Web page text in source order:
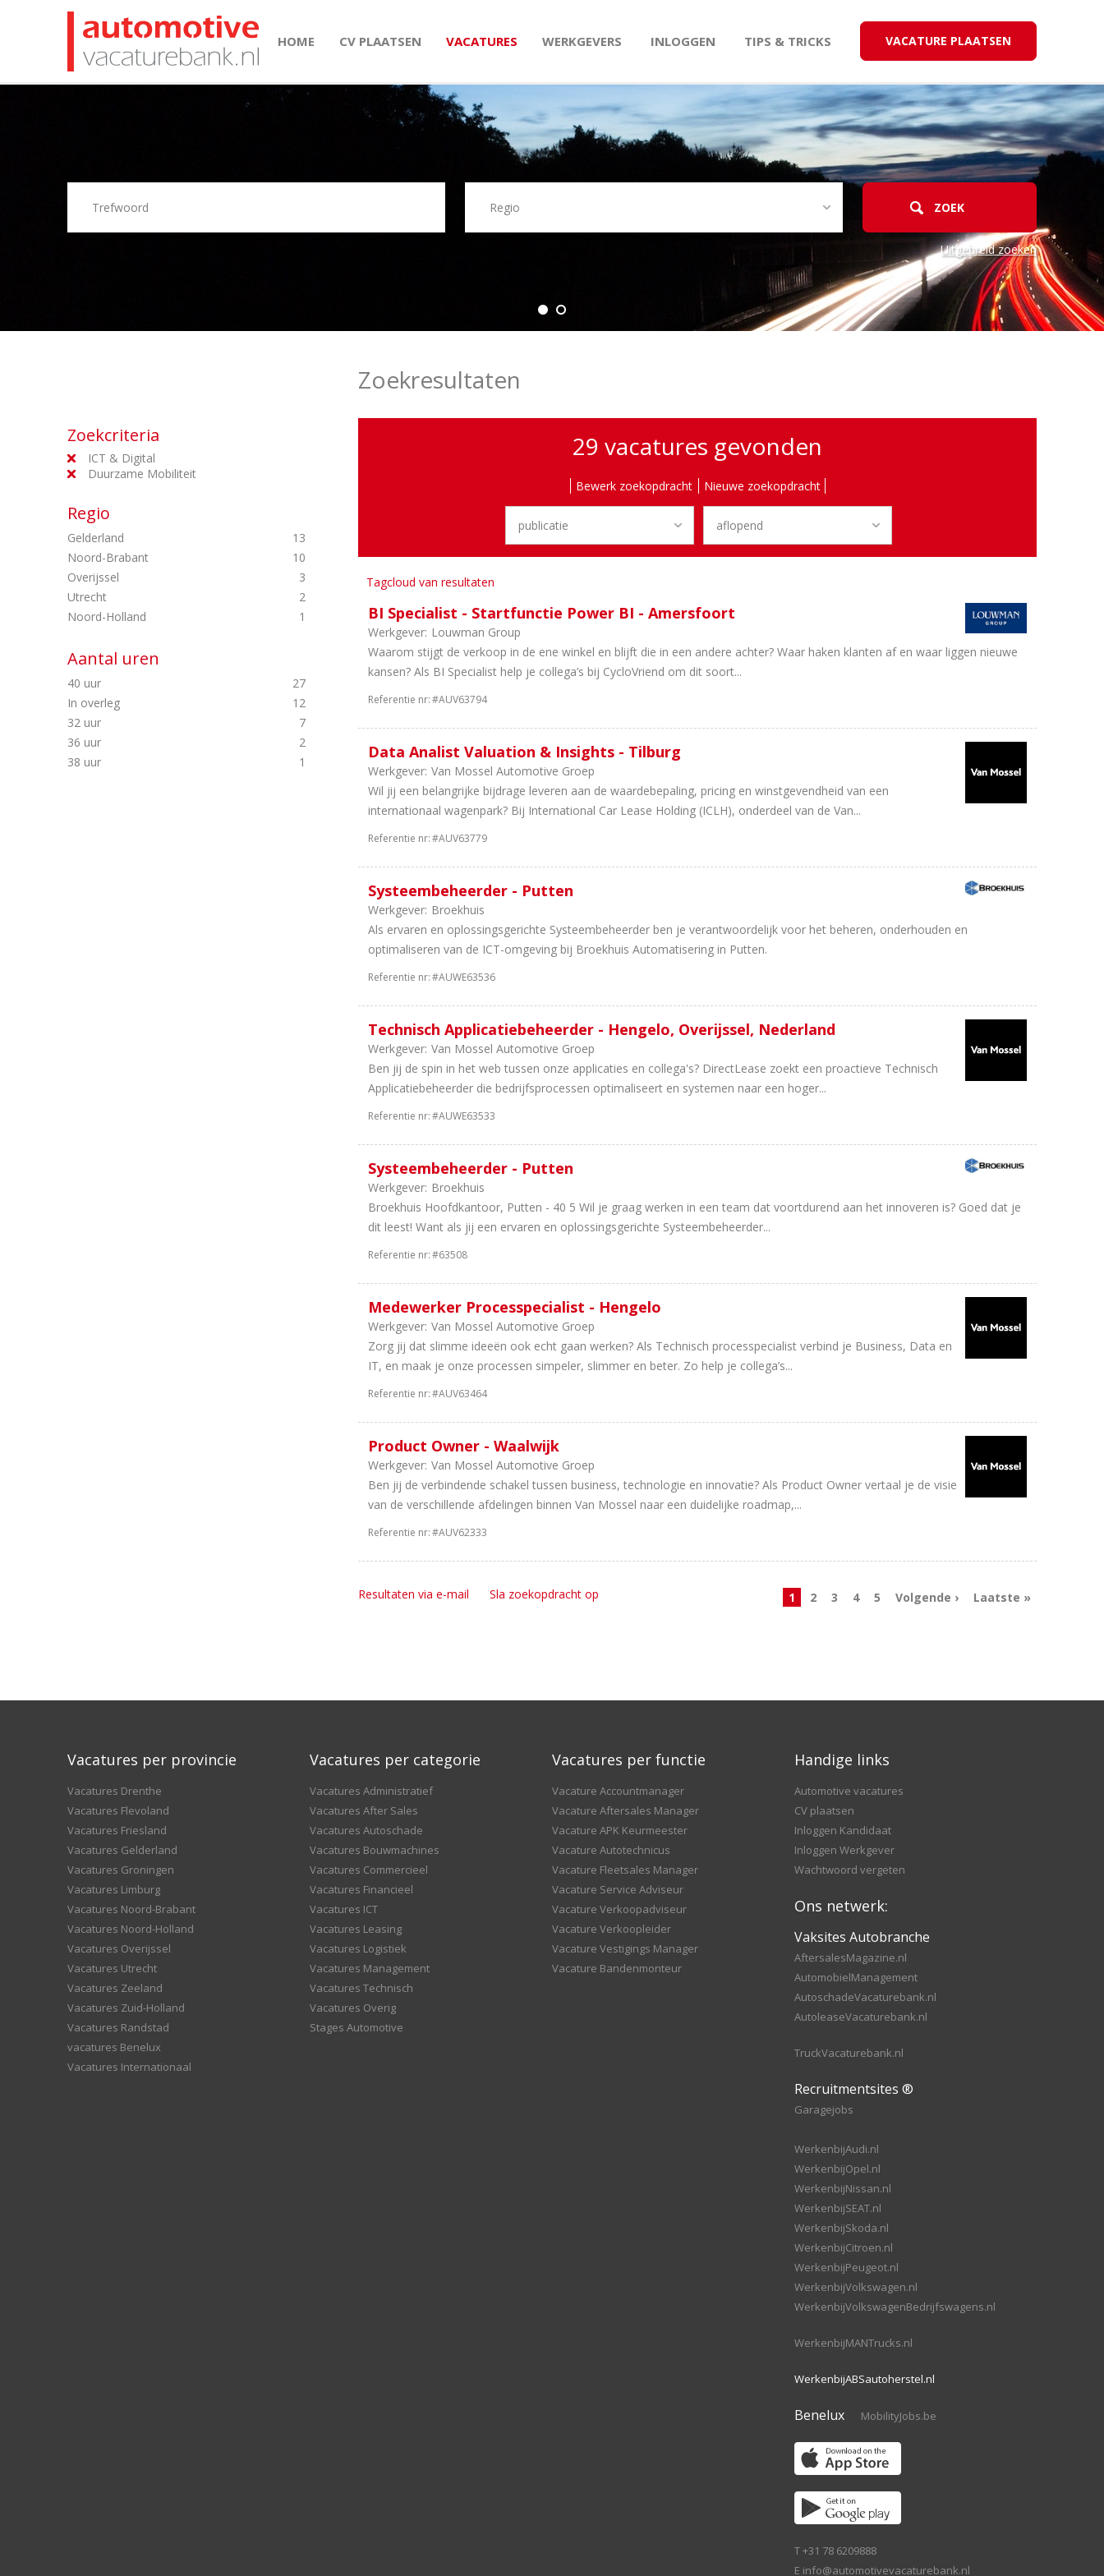
HOME CV PLAATSEN VACATURES WERKGEVERS INLOGGEN TIPS & TRICKS VACATURE PLAATSEN
Uitgebreid zoeken
Zoekcriteria
ICT & Digital
Duurzame Mobiliteit
Regio
Gelderland
13
Noord-Brabant
10
Overijssel
3
Utrecht
2
Noord-Holland
1
Aantal uren
40 uur
27
In overleg
12
32 uur
7
36 uur
2
38 uur
1
Zoekresultaten
29 vacatures gevonden
Bewerk zoekopdracht Nieuwe zoekopdracht
Tagcloud van resultaten
BI Specialist - Startfunctie Power BI - Amersfoort
Werkgever: Louwman Group
Waarom stijgt de verkoop in de ene winkel en blijft die in een andere achter? Waar haken klanten af en waar liggen nieuwe
kansen? Als BI Specialist help je collega’s bij CycloVriend om dit soort...
Referentie nr:#AUV63794
Data Analist Valuation & Insights - Tilburg
Werkgever: Van Mossel Automotive Groep
Wil jij een belangrijke bijdrage leveren aan de waardebepaling, pricing en winstgevendheid van een
internationaal wagenpark? Bij International Car Lease Holding (ICLH), onderdeel van de Van...
Referentie nr:#AUV63779
Systeembeheerder - Putten
Werkgever: Broekhuis
Als ervaren en oplossingsgerichte Systeembeheerder ben je verantwoordelijk voor het beheren, onderhouden en
optimaliseren van de ICT-omgeving bij Broekhuis Automatisering in Putten.
Referentie nr:#AUWE63536
Technisch Applicatiebeheerder - Hengelo, Overijssel, Nederland
Werkgever: Van Mossel Automotive Groep
Ben jij de spin in het web tussen onze applicaties en collega's? DirectLease zoekt een proactieve Technisch
Applicatiebeheerder die bedrijfsprocessen optimaliseert en systemen naar een hoger...
Referentie nr:#AUWE63533
Systeembeheerder - Putten
Werkgever: Broekhuis
Broekhuis Hoofdkantoor, Putten - 40 5 Wil je graag werken in een team dat voortdurend aan het innoveren is? Goed dat je
dit leest! Want als jij een ervaren en oplossingsgerichte Systeembeheerder...
Referentie nr:#63508
Medewerker Processpecialist - Hengelo
Werkgever: Van Mossel Automotive Groep
Zorg jij dat slimme ideeën ook echt gaan werken? Als Technisch processpecialist verbind je Business, Data en
IT, en maak je onze processen simpeler, slimmer en beter. Zo help je collega’s...
Referentie nr:#AUV63464
Product Owner - Waalwijk
Werkgever: Van Mossel Automotive Groep
Ben jij de verbindende schakel tussen business, technologie en innovatie? Als Product Owner vertaal je de visie
van de verschillende afdelingen binnen Van Mossel naar een duidelijke roadmap,...
Referentie nr:#AUV62333
1 2 3 4 5 Volgende › Laatste »
Resultaten via e-mail Sla zoekopdracht op
Vacatures per provincie
Vacatures Drenthe
Vacatures Flevoland
Vacatures Friesland
Vacatures Gelderland
Vacatures Groningen
Vacatures Limburg
Vacatures Noord-Brabant
Vacatures Noord-Holland
Vacatures Overijssel
Vacatures Utrecht
Vacatures Zeeland
Vacatures Zuid-Holland
Vacatures Randstad
vacatures Benelux
Vacatures Internationaal
Vacatures per categorie
Vacatures Administratief
Vacatures After Sales
Vacatures Autoschade
Vacatures Bouwmachines
Vacatures Commercieel
Vacatures Financieel
Vacatures ICT
Vacatures Leasing
Vacatures Logistiek
Vacatures Management
Vacatures Technisch
Vacatures Overig
Stages Automotive
Vacatures per functie
Vacature Accountmanager
Vacature Aftersales Manager
Vacature APK Keurmeester
Vacature Autotechnicus
Vacature Fleetsales Manager
Vacature Service Adviseur
Vacature Verkoopadviseur
Vacature Verkoopleider
Vacature Vestigings Manager
Vacature Bandenmonteur
Handige links
Automotive vacatures
CV plaatsen
Inloggen Kandidaat
Inloggen Werkgever
Wachtwoord vergeten
Ons netwerk:
Vaksites Autobranche
AftersalesMagazine.nl
AutomobielManagement
AutoschadeVacaturebank.nl
AutoleaseVacaturebank.nl
TruckVacaturebank.nl
Recruitmentsites ®
Garagejobs
WerkenbijAudi.nl
WerkenbijOpel.nl
WerkenbijNissan.nl
WerkenbijSEAT.nl
WerkenbijSkoda.nl
WerkenbijCitroen.nl
WerkenbijPeugeot.nl
WerkenbijVolkswagen.nl
WerkenbijVolkswagenBedrijfswagens.nl
WerkenbijMANTrucks.nl
WerkenbijABSautoherstel.nl
Benelux MobilityJobs.be
T +31 78 6209888
E info@automotivevacaturebank.nl